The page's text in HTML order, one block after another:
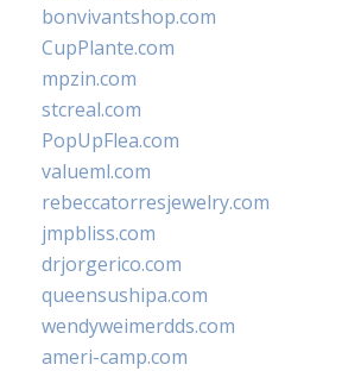
bonvivantshop.com
CupPlante.com
mpzin.com
stcreal.com
PopUpFlea.com
valueml.com
rebeccatorresjewelry.com
jmpbliss.com
drjorgerico.com
queensushipa.com
wendyweimerdds.com
ameri-camp.com